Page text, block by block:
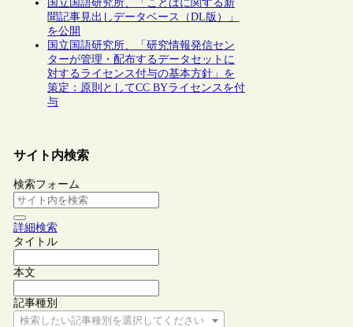
国立国語研究所、「ことばに関する新
聞記事見出しデータベース（DL版）」
を公開
国立国語研究所、「研究情報発信セン
ターが管理・配布するデータセットに
対するライセンス付与の基本方針」を
策定：原則としてCC BYライセンスを付
与
サイト内検索
検索フォーム
詳細検索
タイトル
本文
記事種別
検索したい記事種別を選択してください